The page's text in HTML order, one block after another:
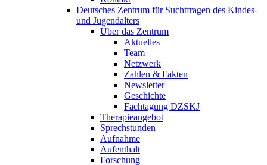
Deutsches Zentrum für Suchtfragen des Kindes-
und Jugendalters
Über das Zentrum
Aktuelles
Team
Netzwerk
Zahlen & Fakten
Newsletter
Geschichte
Fachtagung DZSKJ
Therapieangebot
Sprechstunden
Aufnahme
Aufenthalt
Forschung